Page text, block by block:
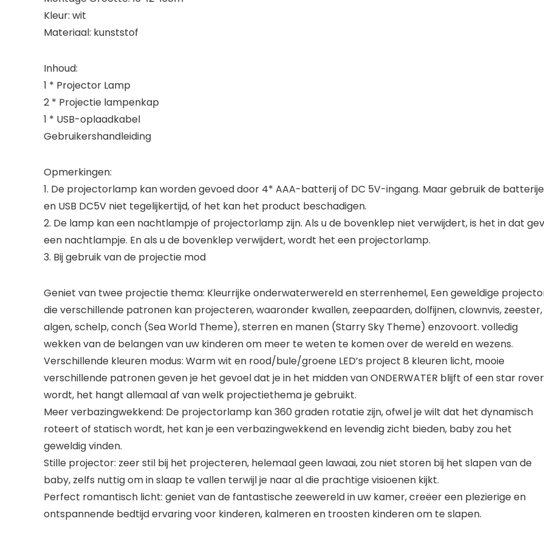
Kleur: wit
Materiaal: kunststof
Inhoud:
1 * Projector Lamp
2 * Projectie lampenkap
1 * USB-oplaadkabel
Gebruikershandleiding
Opmerkingen:
1. De projectorlamp kan worden gevoed door 4* AAA-batterij of DC 5V-ingang. Maar gebruik de
en USB DC5V niet tegelijkertijd, of het kan het product beschadigen.
2. De lamp kan een nachtlampje of projectorlamp zijn. Als u de bovenklep niet verwijdert, is het in dat
een nachtlampje. En als u de bovenklep verwijdert, wordt het een projectorlamp.
3. Bij gebruik van de projectie mod
Geniet van twee projectie thema: Kleurrijke onderwaterwereld en sterrenhemel, Een geweldige
die verschillende patronen kan projecteren, waaronder kwallen, zeepaarden, dolfijnen, clownvis, zeester,
algen, schelp, conch (Sea World Theme), sterren en manen (Starry Sky Theme) enzovoort. volledig
wekken van de belangen van uw kinderen om meer te weten te komen over de wereld en wezens.
Verschillende kleuren modus: Warm wit en rood/bule/groene LED’s project 8 kleuren licht, mooie
verschillende patronen geven je het gevoel dat je in het midden van ONDERWATER blijft of een star rover
wordt, het hangt allemaal af van welk projectiethema je gebruikt.
Meer verbazingwekkend: De projectorlamp kan 360 graden rotatie zijn, ofwel je wilt dat het dynamisch
roteert of statisch wordt, het kan je een verbazingwekkend en levendig zicht bieden, baby zou het
geweldig vinden.
Stille projector: zeer stil bij het projecteren, helemaal geen lawaai, zou niet storen bij het slapen van de
baby, zelfs nuttig om in slaap te vallen terwijl je naar al die prachtige visioenen kijkt.
Perfect romantisch licht: geniet van de fantastische zeewereld in uw kamer, creëer een plezierige en
ontspannende bedtijd ervaring voor kinderen, kalmeren en troosten kinderen om te slapen.